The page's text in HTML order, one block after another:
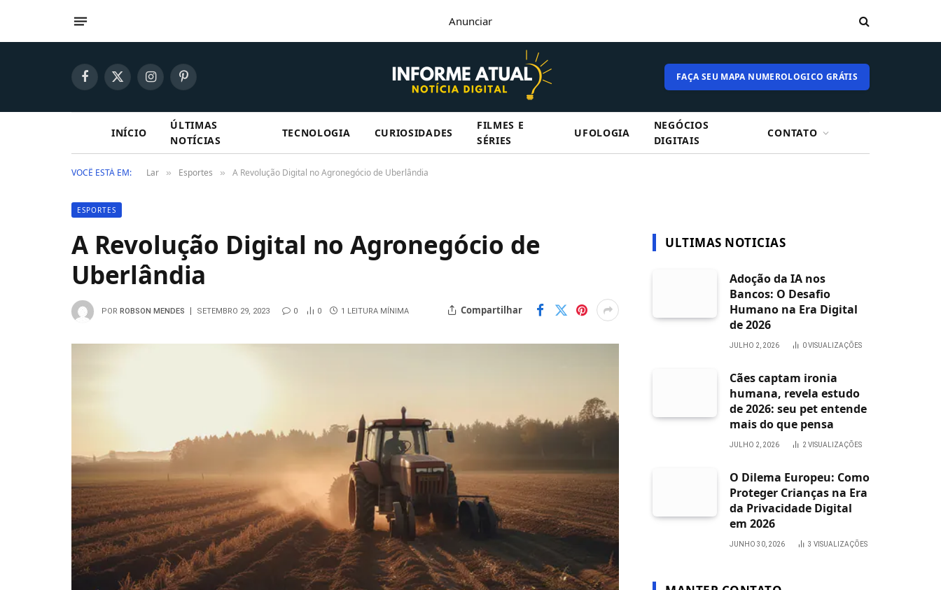
Anunciar
Facebook
X
InstagramPinterest FAÇA SEU MAPA NUMEROLOGICO GRÁTIS
INÍCIO
ÚLTIMAS
NOTÍCIAS
TECNOLOGIA CURIOSIDADES
FILMES E
SÉRIES
UFOLOGIA
NEGÓCIOS
DIGITAIS
CONTATO
VOCÊ ESTÁ EM: Lar » Esportes » A Revolução Digital no Agronegócio de Uberlândia
ESPORTES
A Revolução Digital no Agronegócio de
Uberlândia
POR ROBSON MENDES SETEMBRO 29, 2023 0 0 1 LEITURA MÍNIMA Compartilhar
ULTIMAS NOTICIAS
Adoção da IA nos
Bancos: O Desafio
Humano na Era Digital
de 2026
JULHO 2, 2026 0VISUALIZAÇÕES
Cães captam ironia
humana, revela estudo
de 2026: seu pet entende
mais do que pensa
JULHO 2, 2026 2 VISUALIZAÇÕES
O Dilema Europeu: Como
Proteger Crianças na Era
da Privacidade Digital
em 2026
JUNHO 30, 2026 3 VISUALIZAÇÕES